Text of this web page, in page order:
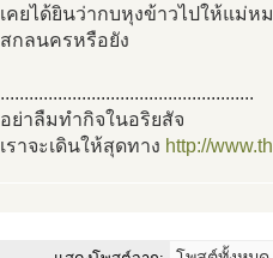
เคยได้ยินว่ากบหุงข้าวไปให้แม่
สกลนครหรือยัง
.....................................................
อย่าลืมทำกิจในอริยสัจ
เราจะเดินให้สุดทาง http://